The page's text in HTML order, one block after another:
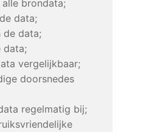
brondata;
data;
de data;
data;
vergelijkbaar;
doorsnedes
regelmatig bij;